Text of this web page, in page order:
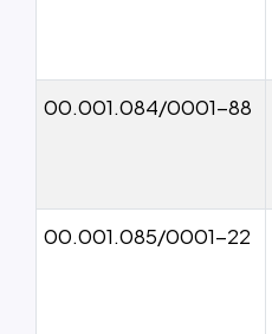
00.001.084/0001-88
00.001.085/0001-22